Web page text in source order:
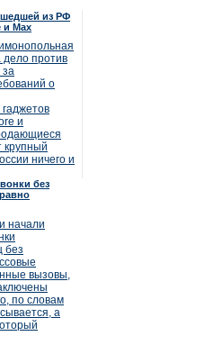
из РФ
и Max
дело против
за
о
и
крупный
ничего и
без
начали
без
вызовы,
по словам
а